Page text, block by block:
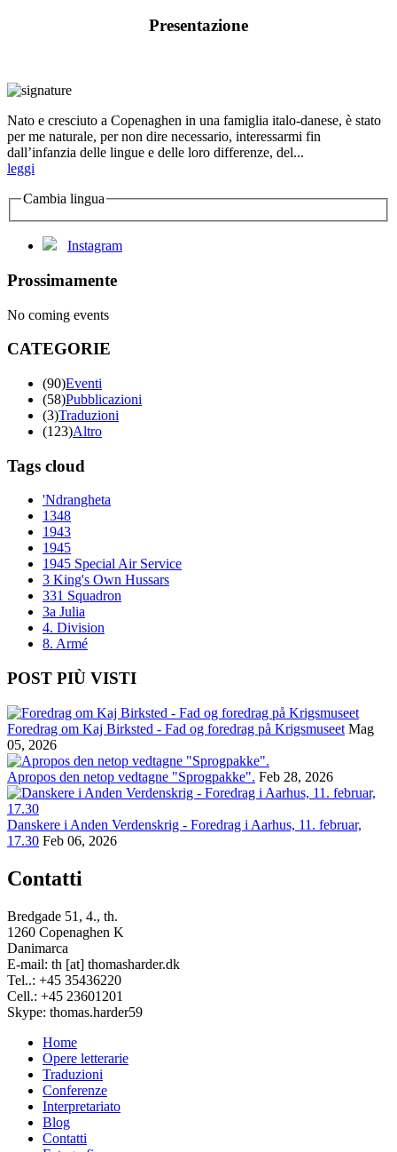
Presentazione
Nato e cresciuto a Copenaghen in una famiglia italo-danese, è stato
per me naturale, per non dire necessario, interessarmi fin
dall’infanzia delle lingue e delle loro differenze, del...
leggi
Cambia lingua
Instagram
Prossimamente
No coming events
CATEGORIE
(90)Eventi
(58)Pubblicazioni
(3)Traduzioni
(123)Altro
Tags cloud
'Ndrangheta
1348
1943
1945
1945 Special Air Service
3 King's Own Hussars
331 Squadron
3a Julia
4. Division
8. Armé
POST PIÙ VISTI
Foredrag om Kaj Birksted - Fad og foredrag på Krigsmuseet Mag
05, 2026
Apropos den netop vedtagne "Sprogpakke". Feb 28, 2026
Danskere i Anden Verdenskrig - Foredrag i Aarhus, 11. februar,
17.30 Feb 06, 2026
Contatti
Bredgade 51, 4., th.
1260 Copenaghen K
Danimarca
E-mail: th [at] thomasharder.dk
Tel..: +45 35436220
Cell.: +45 23601201
Skype: thomas.harder59
Footer
menu
Home
Opere letterarie
Traduzioni
Conferenze
Interpretariato
Blog
Contatti